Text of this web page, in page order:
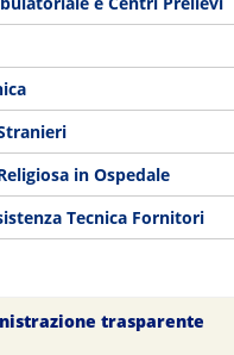
in Ospedale
Tecnica Fornitori
trasparente